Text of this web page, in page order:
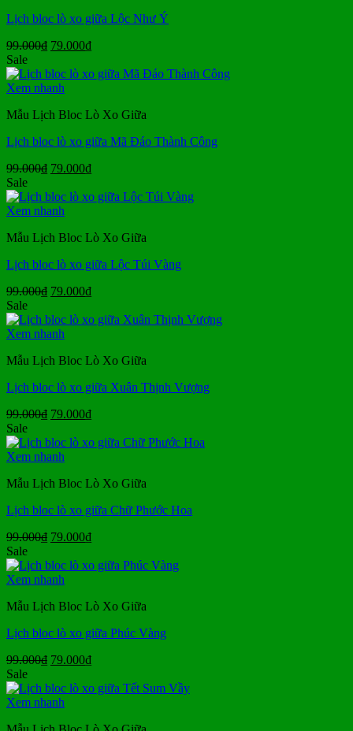
Lịch bloc lò xo giữa Lộc Như Ý
99.000₫ Giá
là:
99.000₫.
79.000₫Giá
tại
Sale
Xem nhanh
Mẫu Lịch Bloc Lò Xo Giữa
Lịch bloc lò xo giữa Mã Đáo Thành Công
99.000₫ Giá
là:
99.000₫.
79.000₫Giá
tại
Sale
Xem nhanh
Mẫu Lịch Bloc Lò Xo Giữa
Lịch bloc lò xo giữa Lộc Túi Vàng
99.000₫ Giá
là:
99.000₫.
79.000₫Giá
tại
Sale
Xem nhanh
Mẫu Lịch Bloc Lò Xo Giữa
Lịch bloc lò xo giữa Xuân Thịnh Vượng
99.000₫ Giá
là:
99.000₫.
79.000₫Giá
tại
Sale
Xem nhanh
Mẫu Lịch Bloc Lò Xo Giữa
Lịch bloc lò xo giữa Chữ Phước Hoa
99.000₫ Giá
là:
99.000₫.
79.000₫Giá
tại
Sale
Xem nhanh
Mẫu Lịch Bloc Lò Xo Giữa
Lịch bloc lò xo giữa Phúc Vàng
99.000₫ Giá
là:
99.000₫.
79.000₫Giá
tại
Sale
Xem nhanh